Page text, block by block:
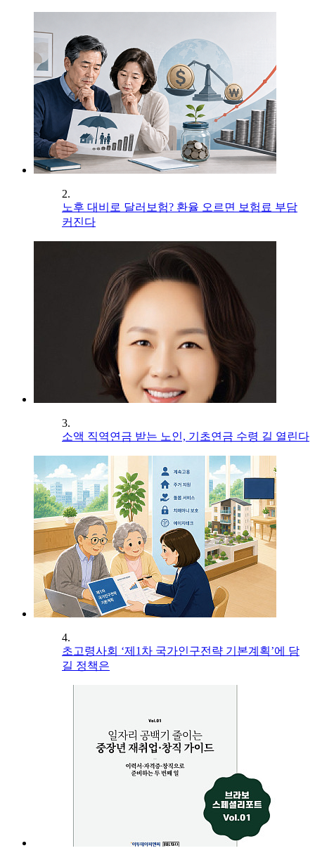
2.
노후 대비로 달러보험? 환율 오르면 보험료 부담
커진다
3.
소액 직역연금 받는 노인, 기초연금 수령 길 열린다
4.
초고령사회 ‘제1차 국가인구전략 기본계획’에 담
길 정책은